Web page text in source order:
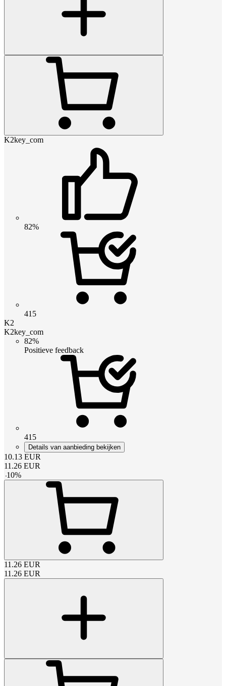
K2key_com
82%
415
K2
K2key_com
82%
Positieve feedback
415
Details van aanbieding bekijken
10.13 EUR
11.26 EUR
-10%
11.26 EUR
11.26 EUR